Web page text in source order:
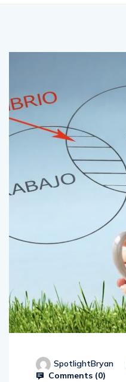
SpotlightBryan
Comments (0)